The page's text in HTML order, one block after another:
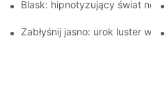
Blask: hipnotyzujący świat
Zabłyśnij jasno: urok luster w